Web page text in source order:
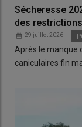
Sécheresse
des
29 juillet 2026
Après le manque
caniculaires fin